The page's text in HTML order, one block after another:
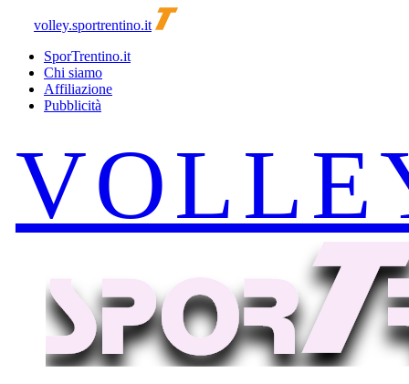
volley.sportrentino.it
SporTrentino.it
Chi siamo
Affiliazione
Pubblicità